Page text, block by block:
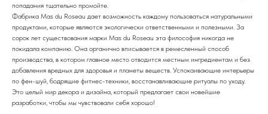
попадания тщательно промойте.
Фабрика Mas du Roseau дает возможность каждому пользоваться натуральными
продуктами, которые являются экологически ответственными и полезными. За
сорок лет существования марки Mas du Roseau эта философия никогда не
покидала компанию. Она органично вписывается в ремесленный способ
производства, в котором главное место отводится местным ингредиентам и без
добавления вредных для здоровья и планеты веществ. Успокаивающие интерьеры
по фен-шуй, бодрящие фитнес-техники, восстанавливающие ритуалы по уходу.
Это целый мир декора и дизайна, который предлагает свои новейшие
разработки, чтобы мы чувствовали себя хорошо!